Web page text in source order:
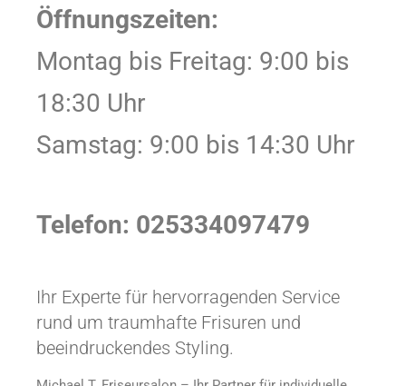
Öffnungszeiten:
Montag bis Freitag: 9:00 bis
18:30 Uhr
Samstag: 9:00 bis 14:30 Uhr
Telefon: 025334097479
Ihr Experte für hervorragenden Service
rund um traumhafte Frisuren und
beeindruckendes Styling.